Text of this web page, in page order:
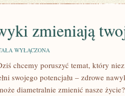
zmieniają
WYŁĄCZONA
chcemy poruszyć temat, który
swojego potencjału – ‌zdrowe
diametralnie zmienić nasze